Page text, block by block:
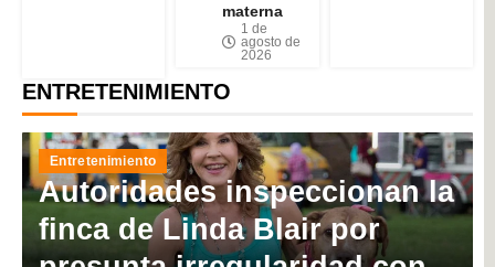
materna
1 de
agosto de
2026
ENTRETENIMIENTO
Entretenimiento
Plan “Venezuela RÍE” se
despliega en todos los